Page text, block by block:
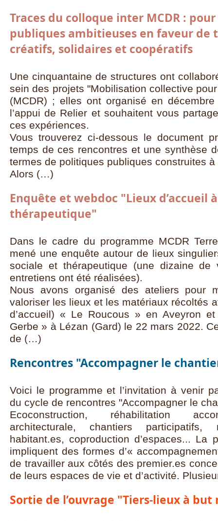
Traces du colloque inter MCDR :
publiques ambitieuses en faveur
créatifs, solidaires et coopératifs
Une cinquantaine de structures ont
sein des projets "Mobilisation collective
(MCDR) ; elles ont organisé en
l’appui de Relier et souhaitent vous
ces expériences.
Vous trouverez ci-dessous le document
temps de ces rencontres et une synthèse
termes de politiques publiques construites
Alors (…)
Enquête et webdoc "Lieux d’accueil
thérapeutique"
Dans le cadre du programme MCDR
mené une enquête autour de lieux
sociale et thérapeutique (une dizaine de
entretiens ont été réalisées).
Nous avons organisé des ateliers pour
valoriser les lieux et les matériaux récoltés
d’accueil) « Le Roucous » en Aveyron
Gerbe » à Lézan (Gard) le 22 mars 2022.
de (…)
Rencontres "Accompagner le
Voici le programme et l’invitation à venir
du cycle de rencontres "Accompagner le
Ecoconstruction, réhabilitation
architecturale, chantiers
habitant.es, coproduction d’espaces... La
impliquent des formes d’«
de travailler aux côtés des premier.es
de leurs espaces de vie et d’activité.
Sortie de l’ouvrage "Tiers-lieux à but